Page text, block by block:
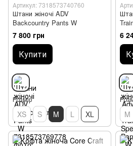
Артикул: 7318573740760
Штани жіночі ADV
Backcountry Pants W
7 800 грн
Купити
Розмір
XS S M L XL
6
M